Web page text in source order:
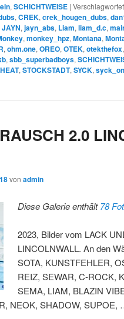
, SCHICHTWEISE |
, CREK, crek_hougen_dubs,
JAYN, jayn_abs, Liam, liam_d.c,
, monkey_hpz, Montana,
, ohm.one, OREO, OTEK, otekthefox,
, sbb_superbadboys,
, STOCKSTADT, SYCK,
2.0
von admin
Diese Galerie enthält 78
2023, Bilder vom LACK
LINCOLNWALL. An den
SOTA, KUNSTFEHLER,
REIZ, SEWAR, C-ROCK,
SEMA, LIAM, BLAZIN
NEOK, SHADOW, SUPOE,